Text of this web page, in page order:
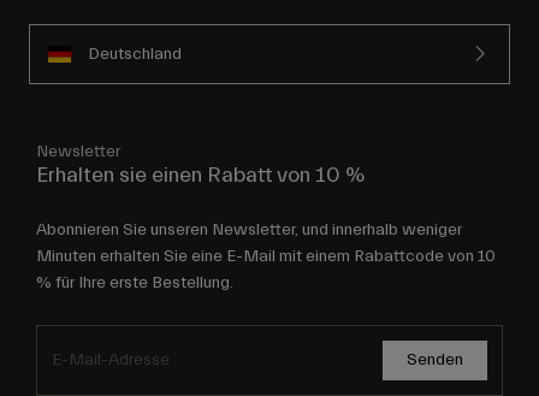
Deutschland
Newsletter
Erhalten sie einen Rabatt von 10 %
Abonnieren Sie unseren Newsletter, und innerhalb weniger
Minuten erhalten Sie eine E-Mail mit einem Rabattcode von 10
% für Ihre erste Bestellung.
Senden